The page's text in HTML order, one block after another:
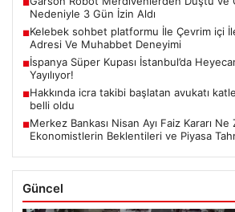
■
Nedeniyle 3 Gün İzin Aldı
■Kelebek sohbet platformu İle Çevrim içi
Adresi Ve Muhabbet Deneyimi
■İspanya Süper Kupası İstanbul’da
Yayılıyor!
■Hakkında icra takibi başlatan avukatı
belli oldu
■Merkez Bankası Nisan Ayı Faiz Kararı Ne
Ekonomistlerin Beklentileri ve Piyasa
Güncel